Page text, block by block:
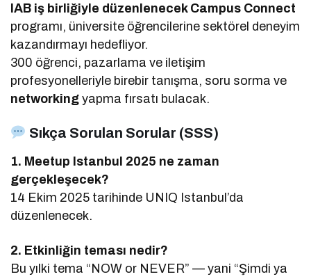
IAB iş birliğiyle düzenlenecek Campus Connect
programı, üniversite öğrencilerine sektörel deneyim
kazandırmayı hedefliyor.
300 öğrenci, pazarlama ve iletişim
profesyonelleriyle birebir tanışma, soru sorma ve
networking yapma fırsatı bulacak.
Sıkça Sorulan Sorular (SSS)
1. Meetup Istanbul 2025 ne zaman
gerçekleşecek?
14 Ekim 2025 tarihinde UNIQ Istanbul’da
düzenlenecek.
2. Etkinliğin teması nedir?
Bu yılki tema “NOW or NEVER” — yani “Şimdi ya